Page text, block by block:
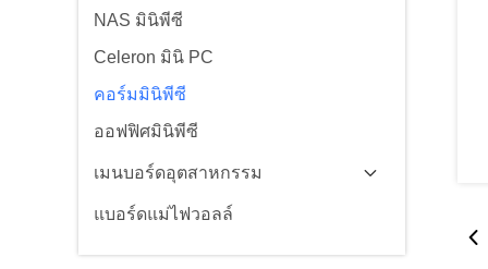
NAS มินิพีซี
Celeron มินิ PC
คอร์มมินิพีซี
ออฟฟิศมินิพีซี
เมนบอร์ดอุตสาหกรรม
แบอร์ดแม่ไฟวอลล์